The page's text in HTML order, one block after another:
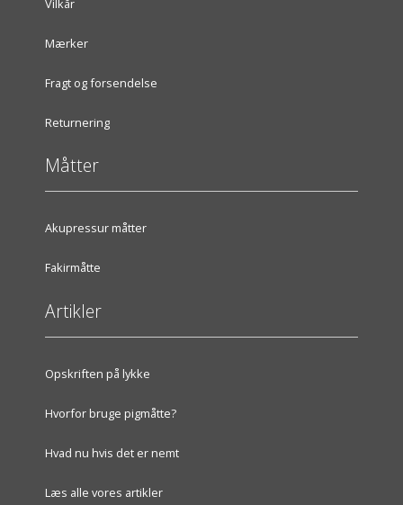
Vilkår
Mærker
Fragt og forsendelse
Returnering
Måtter
Akupressur måtter
Fakirmåtte
Artikler
Opskriften på lykke
Hvorfor bruge pigmåtte?
Hvad nu hvis det er nemt
Læs alle vores artikler